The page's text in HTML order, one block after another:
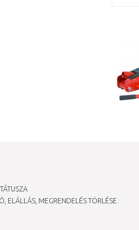
ELÁLLÁS, MEGRENDELÉS TÖRLÉSE